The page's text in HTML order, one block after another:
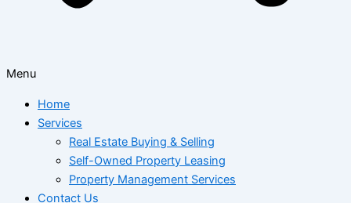
Menu
Home
Services
Real Estate Buying & Selling
Self-Owned Property Leasing
Property Management Services
Contact Us